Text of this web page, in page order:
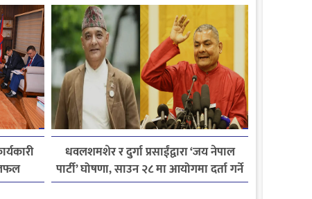
धवलशमशेर र दुर्गा प्रसाईंद्वारा ‘जय नेपाल
पार्टी’ घोषणा, साउन २८ मा आयोगमा दर्ता गर्ने
तयारी